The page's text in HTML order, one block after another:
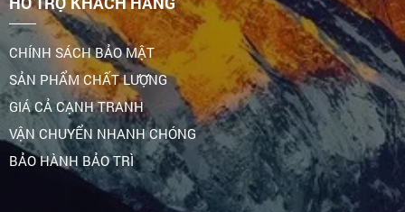
CHÍNH SÁCH BẢO MẬT
SẢN PHẨM CHẤT LƯỢNG
GIÁ CẢ CẠNH TRANH
VẬN CHUYỂN NHANH CHÓNG
BẢO HÀNH BẢO TRÌ